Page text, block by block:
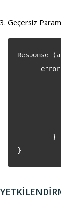
Geçersiz
Response
errors:
}
}